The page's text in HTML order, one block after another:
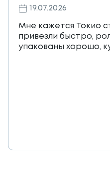
19.07.2026
Мне кажется Токио
привезли быстро,
упакованы хорошо,